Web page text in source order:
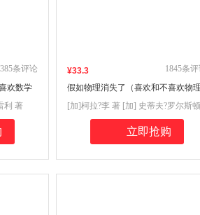
欢数学
异小镇
，多位
样的插
的数学
条评论
利 著
¥33.3
假如物理消失了（喜欢和不喜欢物
的孩子都爱看！ 一个发生在奇异小
的故事，妙趣横生的物理知识，多
极具影响力的物理学家，丰富多样
插图、图表，带你走进无处不在的
1845条
[加]柯拉?李 著 [加] 史蒂夫?罗尔斯顿
绘 肖涵予 译
立即抢购